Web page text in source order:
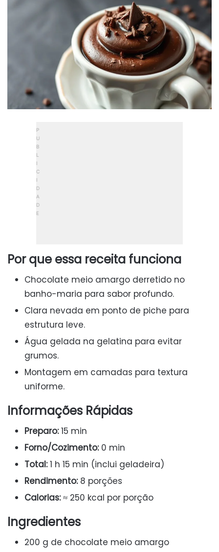
Por que essa receita funciona
Chocolate meio amargo derretido no
banho-maria para sabor profundo.
Clara nevada em ponto de piche para
estrutura leve.
Água gelada na gelatina para evitar
grumos.
Montagem em camadas para textura
uniforme.
Informações Rápidas
Preparo:15 min
Forno/Cozimento:0 min
Total:1 h 15 min (inclui geladeira)
Rendimento:8 porções
Calorias:≈ 250 kcal por porção
Ingredientes
200 g de chocolate meio amargo